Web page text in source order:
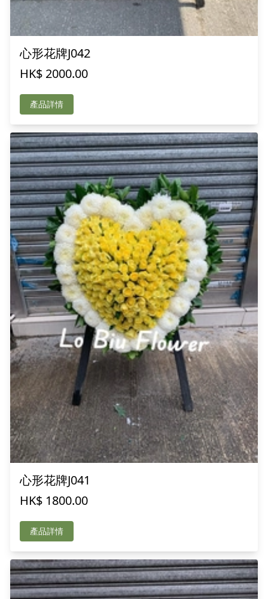
心形花牌J042
HK$ 2000.00
產品詳情
心形花牌J041
HK$ 1800.00
產品詳情